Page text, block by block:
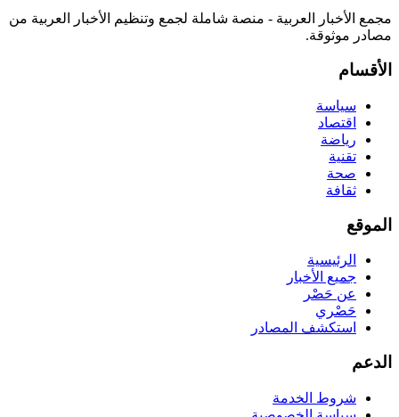
مجمع الأخبار العربية - منصة شاملة لجمع وتنظيم الأخبار العربية من
مصادر موثوقة.
الأقسام
سياسة
اقتصاد
رياضة
تقنية
صحة
ثقافة
الموقع
الرئيسية
جميع الأخبار
عن حَصْر
حَصْري
استكشف المصادر
الدعم
شروط الخدمة